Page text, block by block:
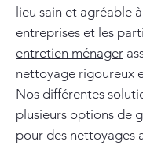
lieu sain et agréable
entreprises et les
entretien ménager
nettoyage rigoureux
Nos différentes
plusieurs options de
pour des nettoyages